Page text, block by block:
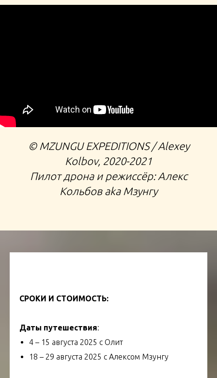
©️ MZUNGU EXPEDITIONS / Alexey
Kolbov, 2020-2021
Пилот дрона и режиссёр: Алекс
Кольбов aka Мзунгу
СРОКИ И СТОИМОСТЬ:
Даты путешествия:
4 – 15 августа 2025 с Олит
18 – 29 августа 2025 с Алексом Мзунгу